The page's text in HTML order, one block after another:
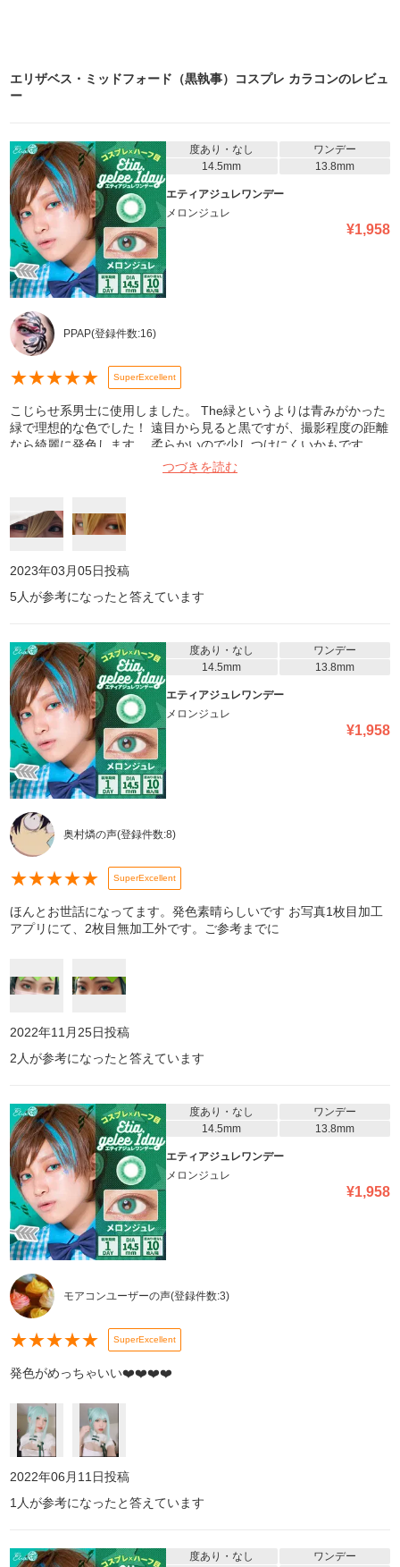
エリザベス・ミッドフォード（黒執事）コスプレ カラコンのレビュ
ー
度あり・なし
ワンデー
14.5mm
13.8mm
エティアジュレワンデー
メロンジュレ
¥1,958
PPAP(登録件数:16)
★★★★★ SuperExcellent
こじらせ系男士に使用しました。 The緑というよりは青みがかった
緑で理想的な色でした！ 遠目から見ると黒ですが、撮影程度の距離
なら綺麗に発色します。 柔らかいので少しつけにくいかもです。
何より裏表が分かりずらくて苦戦しました😢 でもめちゃくちゃ良い
しコスパもいいので別色も使わせてもらってます！ 1枚目はiPhone
すいよう少し加工
つづきを読む
2023年03月05日投稿
5人が参考になったと答えています
度あり・なし
ワンデー
14.5mm
13.8mm
エティアジュレワンデー
メロンジュレ
¥1,958
奥村燐の声(登録件数:8)
★★★★★ SuperExcellent
ほんとお世話になってます。発色素晴らしいです お写真1枚目加工
アプリにて、2枚目無加工外です。ご参考までに
2022年11月25日投稿
2 人が参考になったと答えています
度あり・なし
ワンデー
14.5mm
13.8mm
エティアジュレワンデー
メロンジュレ
¥1,958
モアコンユーザーの声(登録件数:3)
★★★★★ SuperExcellent
発色がめっちゃいい❤️❤️❤️❤️
2022年06月11日投稿
1 人が参考になったと答えています
度あり・なし ワンデー